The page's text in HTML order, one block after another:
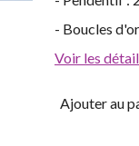
- Boucles
Voir les
Ajouter au